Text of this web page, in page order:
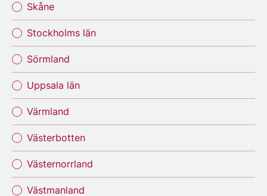
Skåne
Stockholms län
Sörmland
Uppsala län
Värmland
Västerbotten
Västernorrland
Västmanland